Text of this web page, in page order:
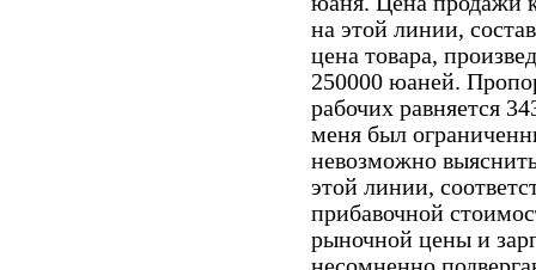
на этой линии,
цена товара,
250000 юаней.
рабочих равняется
меня был
невозможно
этой линии,
прибавочной
рыночной цены и